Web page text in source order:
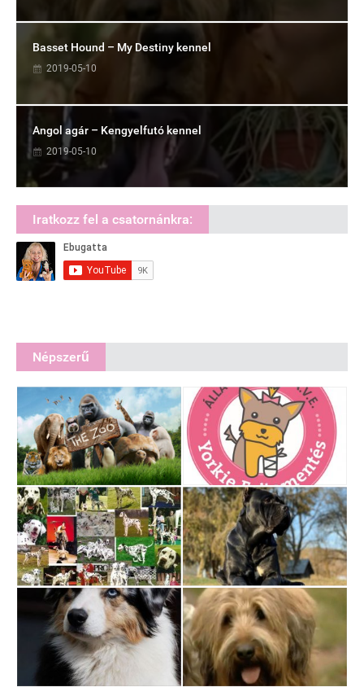
Basset Hound – My Destiny kennel
2019-05-10
Angol agár – Kengyelfutó kennel
2019-05-10
Iratkozz fel a csatornánkra:
Népszerű